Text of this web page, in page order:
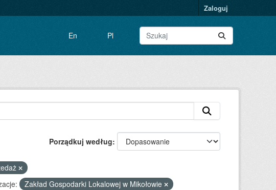
Zaloguj
En Pl
Porządkuj według
Zakład Gospodarki Lokalowej w Mikołowie